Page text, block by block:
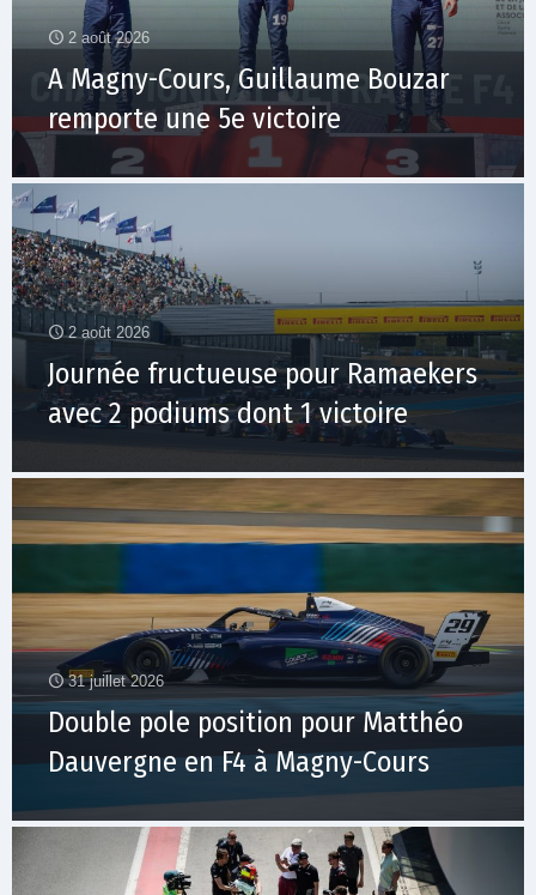
2 août 2026
A Magny-Cours, Guillaume Bouzar
remporte une 5e victoire
2 août 2026
Journée fructueuse pour Ramaekers
avec 2 podiums dont 1 victoire
31 juillet 2026
Double pole position pour Matthéo
Dauvergne en F4 à Magny-Cours